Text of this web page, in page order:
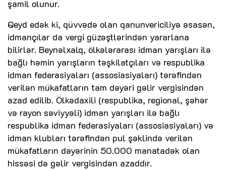
şamil olunur.
Qeyd edək ki, qüvvədə olan qanunvericiliyə əsasən,
idmançılar da vergi güzəştlərindən yararlana
bilirlər. Beynəlxalq, ölkələrarası idman yarışları ilə
bağlı həmin yarışların təşkilatçıları və respublika
idman federasiyaları (assosiasiyaları) tərəfindən
verilən mükafatların tam dəyəri gəlir vergisindən
azad edilib. Ölkədaxili (respublika, regional, şəhər
və rayon səviyyəli) idman yarışları ilə bağlı
respublika idman federasiyaları (assosiasiyaları) və
idman klubları tərəfindən pul şəklində verilən
mükafatların dəyərinin 50.000 manatadək olan
hissəsi də gəlir vergisindən azaddır.